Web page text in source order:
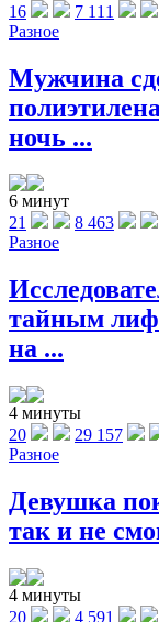
16
7 111
Разное
Мужчина
ночь ...
6 минут
21
8 463
Разное
тайным
на ...
4 минуты
20
29 157
Разное
Девушка
так и не
4 минуты
20
4 591